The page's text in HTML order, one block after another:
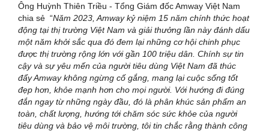
Ông Huỳnh Thiên Triều - Tổng Giám đốc Amway Việt Nam
chia sẻ “Năm 2023, Amway kỷ niệm 15 năm chính thức hoạt
động tại thị trường Việt Nam và giải thưởng lần này đánh dấu
một năm khởi sắc qua đó đem lại những cơ hội chinh phục
được thị trường rộng lớn với gần 100 triệu dân. Chính sự tin
cậy và sự yêu mến của người tiêu dùng Việt Nam đã thúc
đẩy Amway không ngừng cố gắng, mang lại cuộc sống tốt
đẹp hơn, khỏe mạnh hơn cho mọi người. Với hướng đi đúng
đắn ngay từ những ngày đầu, đó là phân khúc sản phẩm an
toàn, chất lượng, hướng tới chăm sóc sức khỏe của người
tiêu dùng và bảo vệ môi trường, tôi tin chắc rằng thành công